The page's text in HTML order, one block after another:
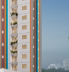
2,